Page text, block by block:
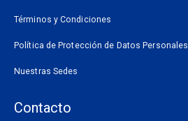
Términos y Condiciones
Política de Protección de Datos Personales
Nuestras Sedes
Contacto